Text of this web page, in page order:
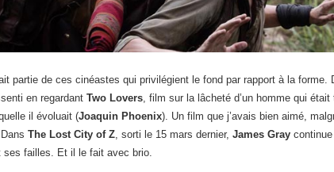
partie de ces cinéastes qui privilégient le fond par rapport à la forme.
en regardant Two Lovers , film sur la lâcheté d’un homme qui
il évoluait (Joaquin Phoenix). Un film que j’avais bien aimé,
The Lost City of Z , sorti le 15 mars dernier, James Gray continue
ses failles. Et il le fait avec brio.